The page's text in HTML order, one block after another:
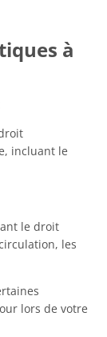
à
incluant le
le droit
les
lors de votre